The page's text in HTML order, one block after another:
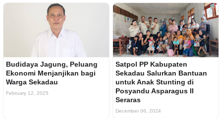
Budidaya Jagung, Peluang
Ekonomi Menjanjikan bagi
Warga Sekadau
February 12, 2025
Satpol PP Kabupaten
Sekadau Salurkan Bantuan
untuk Anak Stunting di
Posyandu Asparagus II
Seraras
December 06, 2024